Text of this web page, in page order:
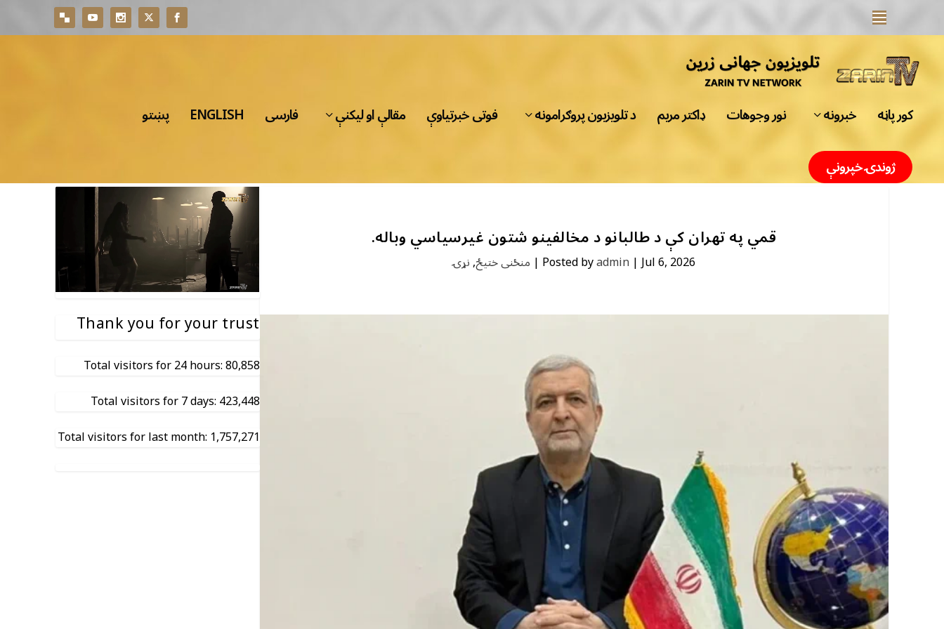
کور پاڼه خبرونه نور وجوهات ډاکتر مریم د تلویزیون پروګرامونه فوتی خبرتیاوې مقالې او لیکنې فارسی ENGLISH
پښتو
ژوندۍ خپرونې
قمي په تهران کې د طالبانو د مخالفینو شتون غیرسیاسي وباله.
Posted byadmin|Jul 6, 2026
| منځنی ختیځ,نړۍ
Thank you for your trust
Total visitors for 24 hours: 80,858
Total visitors for 7 days: 423,448
Total visitors for last month: 1,757,271